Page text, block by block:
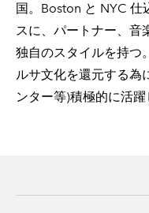
国。Boston と NYC 仕
スに、パートナー、音
独自のスタイルを持つ
ルサ文化を還元する為
ンター等)積極的に活躍